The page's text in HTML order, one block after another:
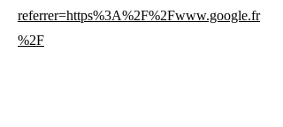
referrer=https%3A%2F%2Fwww.google.fr
%2F